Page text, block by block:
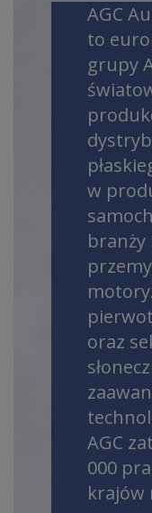
AGC
to
grupy
w
branży
oraz
AGC
000
krajów